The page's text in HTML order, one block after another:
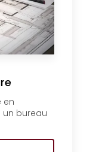
en
un bureau